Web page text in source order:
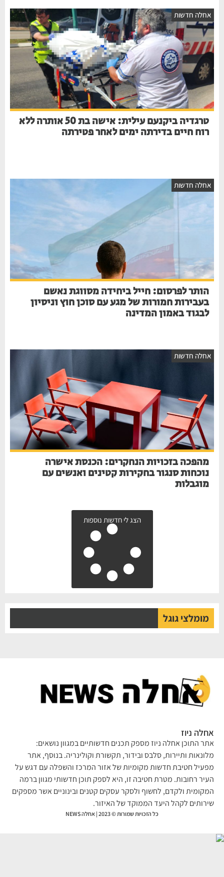
חדשות
טרגדיה ביקנעם עילית: אישה בת 50 אותרה ללא
רוח חיים בדירתה ימים לאחר פטירתה
חדשות
הותר לפרסום: חייל ביחידה מסווגת נאשם
בעבירות חמורות של מגע עם סוכן חוץ וניסיון
לבגוד באמון המדינה
חדשות
מהפכה בזכויות הנחקרים: הכנסת אישרה
נוכחות סנגור בחקירות קטינים ואנשים עם
מוגבלות
הצג לי חדשות נוספות
מומלצי גוגל
ניוז
התוכן אחלה ניוז מספק תכנים חדשותיים במגוון נושאים:
ותיירות, סלבס ובידור, תקשורת וקולינריה. בנוסף, אתר
חטיבת חדשות מקומיות של אזור המרכז והשפלה עם דגש על
רחובות. מטרת חטיבה זו, היא לספק תוכן חדשותי מגוון ברמה
ולקדם, לחשוף ולסקר עסקים קטנים ובינוניים אשר מספקים
לקהל היעד הממוקד של האיזור.
כל הזכויות שמורות © 2023 | אחלה NEWS